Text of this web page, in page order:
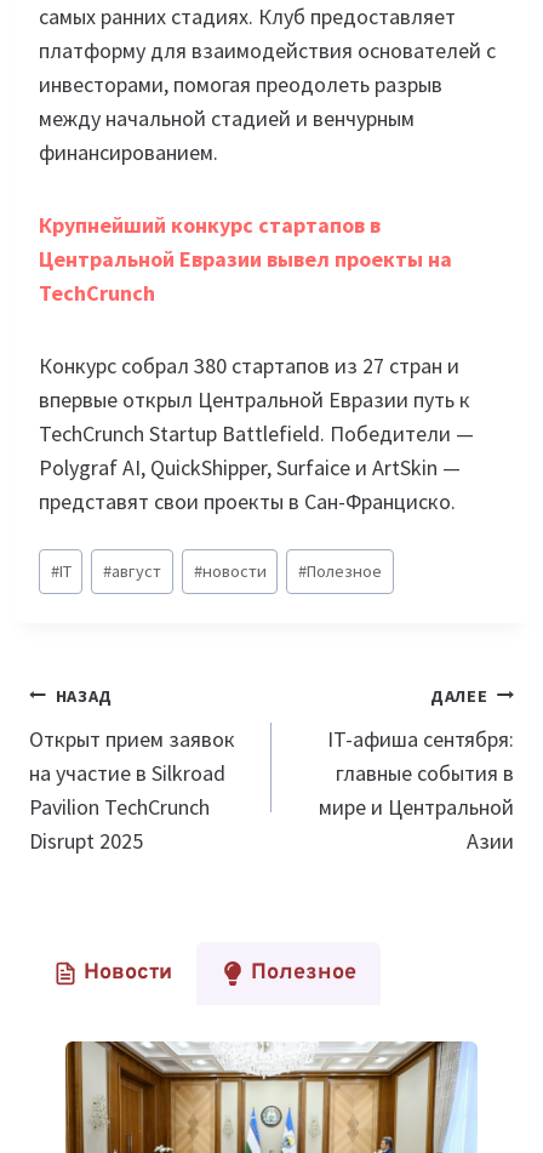
самых ранних стадиях. Клуб предоставляет
платформу для взаимодействия основателей с
инвесторами, помогая преодолеть разрыв
между начальной стадией и венчурным
финансированием.
Крупнейший конкурс стартапов в
Центральной Евразии вывел проекты на
TechCrunch
Конкурс собрал 380 стартапов из 27 стран и
впервые открыл Центральной Евразии путь к
TechCrunch Startup Battlefield. Победители —
Polygraf AI, QuickShipper, Surfaice и ArtSkin —
представят свои проекты в Сан-Франциско.
Метки
записи:
#IT #август #новости #Полезное
Навигация
по
записям
НАЗАД
Открыт прием заявок
на участие в Silkroad
Pavilion TechCrunch
Disrupt 2025
ДАЛЕЕ
IT-афиша сентября:
главные события в
мире и Центральной
Азии
Новости Полезное